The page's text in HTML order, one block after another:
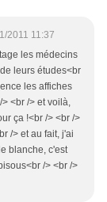
2011 11:37
les médecins
leurs études<br
les affiches
<br /> et voilà,
ça !<br /> <br />
/> et au fait, j'ai
blanche, c'est
/> <br />